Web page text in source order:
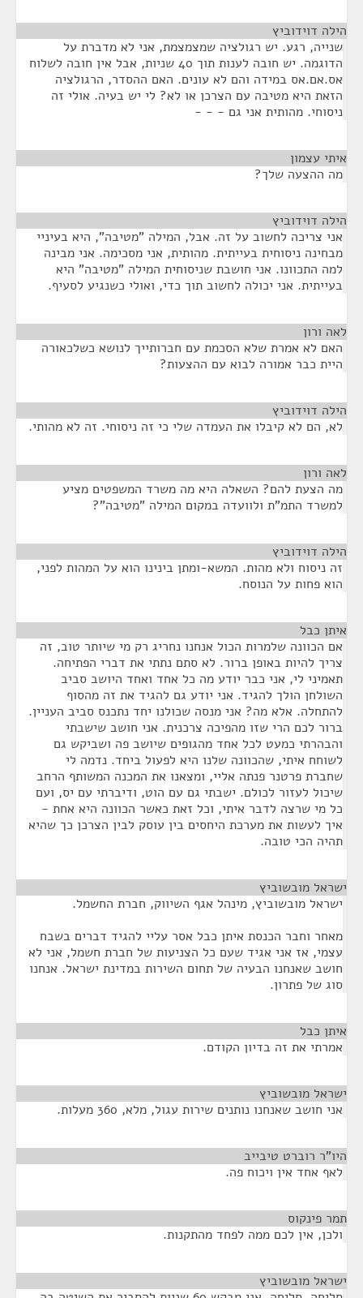
הילה דוידוביץ
שנייה, רגע. יש רגולציה שמצמצמת, אני לא מדברת על
הדוגמה. יש חובה לענות תוך 40 שניות, אבל אין חובה לשלוח
אס.אם.אס במידה והם לא עונים. האם ההסדר, הרגולציה
הזאת היא מטיבה עם הצרכן או לא? לי יש בעיה. אולי זה
ניסוחי. מהותית אני גם - - -
איתי עצמון
מה ההצעה שלך?
הילה דוידוביץ
אני צריכה לחשוב על זה. אבל, המילה "מטיבה", היא בעיניי
מבחינה ניסוחית בעייתית. מהותית, אני מסכימה. אני מבינה
למה התכוונו. אני חושבת שניסוחית המילה "מטיבה" היא
בעייתית. אני יכולה לחשוב תוך כדי, ואולי כשנגיע לסעיף.
לאה ורון
האם לא אמרת שלא הסכמת עם חברותייך לנושא כשלכאורה
היית כבר אמורה לבוא עם ההצעות?
הילה דוידוביץ
לא, הם לא קיבלו את העמדה שלי כי זה ניסוחי. זה לא מהותי.
לאה ורון
מה הצעת להם? השאלה היא מה משרד המשפטים מציע
למשרד התמ"ת ולוועדה במקום המילה "מטיבה"?
הילה דוידוביץ
זה ניסוח ולא מהות. המשא-ומתן בינינו הוא על המהות לפני,
הוא פחות על הנוסח.
איתן כבל
אם הכוונה שלמרות הכול אנחנו נחריג רק מי שיותר טוב, זה
צריך להיות באופן ברור. לא סתם נתתי את דברי הפתיחה.
תאמיני לי, אני כבר יודע מה כל אחד ואחד היושב סביב
השולחן הולך להגיד. אני יודע גם להגיד את זה מהסוף
להתחלה. אלא מה? אני מנסה שכולנו יחד נתכנס סביב העניין.
ברור לכם הרי שזו מהפיכה צרכנית. אני חושב שישבתי
והבהרתי כמעט לכל אחד מהגופים שיושב פה ושביקש גם
לשוחח איתי, שהכוונה שלנו היא לפעול ביחד. נדמה לי
שחברת פרטנר פנתה אליי, ומצאנו את המכנה המשותף הרחב
שיכול לעזור לכולם. ישבתי גם עם הוט, ודיברתי עם יס, ועם
כל מי שרצה לדבר איתי, וכל זאת כאשר הכוונה היא אחת -
איך לעשות את מערכת היחסים בין עוסק לבין הצרכן כך שהיא
תהיה הכי טובה.
ישראל מובשוביץ
ישראל מובשוביץ, מינהל אגף השיווק, חברת החשמל.
מאחר וחבר הכנסת איתן כבל אסר עליי להגיד דברים בשבח
עצמי, אז אני אגיד שעם כל הצניעות של חברת חשמל, אני לא
חושב שאנחנו הבעיה של תחום השירות במדינת ישראל. אנחנו
סוג של פתרון.
איתן כבל
אמרתי את זה בדיון הקודם.
ישראל מובשוביץ
אני חושב שאנחנו נותנים שירות עגול, מלא, 360 מעלות.
היו"ר רוברט טיבייב
לאף אחד אין ויכוח פה.
תמר פינקוס
ולכן, אין לכם ממה לפחד מהתקנות.
ישראל מובשוביץ